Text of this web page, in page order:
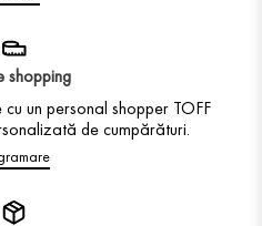
shopping
un personal shopper TOFF
de cumpărături.